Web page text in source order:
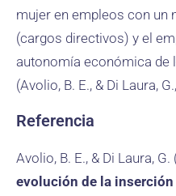
mujer en empleos con un
(cargos directivos) y el
autonomía económica de
(Avolio, B. E., & Di Laura,
Referencia
Avolio, B. E., & Di Laura, G.
evolución de la